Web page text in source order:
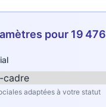
pour 19
adaptées à votre statut